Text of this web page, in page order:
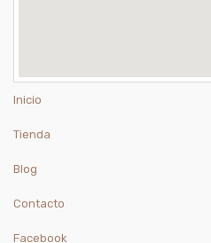
Inicio
Tienda
Blog
Contacto
Facebook